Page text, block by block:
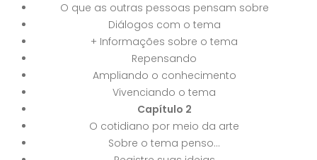
O que as outras pessoas pensam sobre
Diálogos com o tema
+ Informações sobre o tema
Repensando
Ampliando o conhecimento
Vivenciando o tema
Capítulo 2
O cotidiano por meio da arte
Sobre o tema penso...